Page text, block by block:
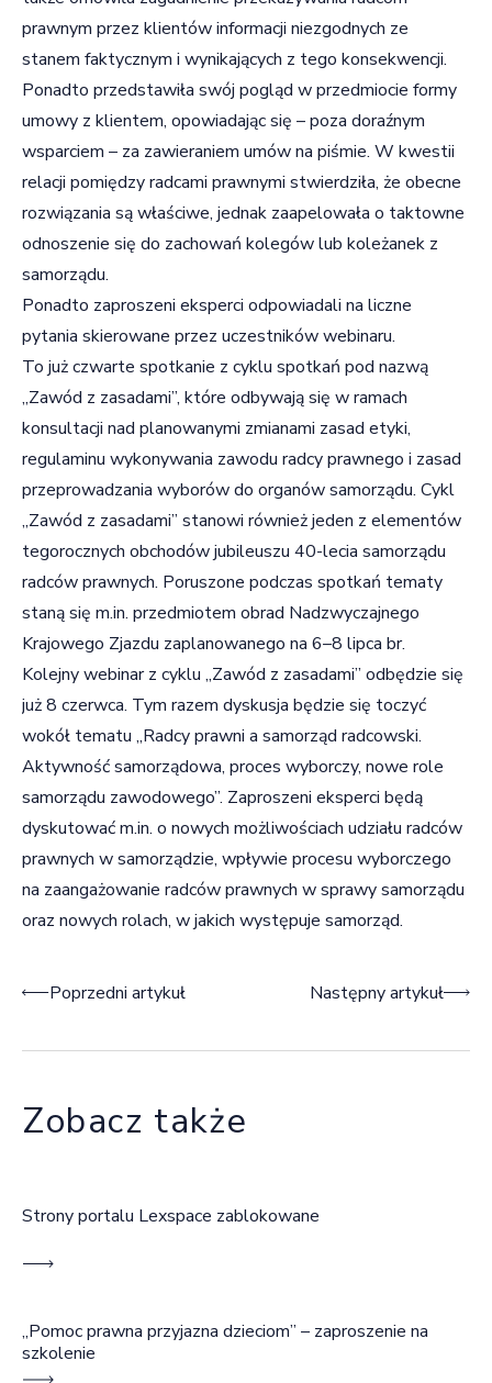
prawnym przez klientów informacji niezgodnych ze
stanem faktycznym i wynikających z tego konsekwencji.
Ponadto przedstawiła swój pogląd w przedmiocie formy
umowy z klientem, opowiadając się – poza doraźnym
wsparciem – za zawieraniem umów na piśmie. W kwestii
relacji pomiędzy radcami prawnymi stwierdziła, że obecne
rozwiązania są właściwe, jednak zaapelowała o taktowne
odnoszenie się do zachowań kolegów lub koleżanek z
samorządu.
Ponadto zaproszeni eksperci odpowiadali na liczne
pytania skierowane przez uczestników webinaru.
To już czwarte spotkanie z cyklu spotkań pod nazwą
„Zawód z zasadami”, które odbywają się w ramach
konsultacji nad planowanymi zmianami zasad etyki,
regulaminu wykonywania zawodu radcy prawnego i zasad
przeprowadzania wyborów do organów samorządu. Cykl
„Zawód z zasadami” stanowi również jeden z elementów
tegorocznych obchodów jubileuszu 40-lecia samorządu
radców prawnych. Poruszone podczas spotkań tematy
staną się m.in. przedmiotem obrad Nadzwyczajnego
Krajowego Zjazdu zaplanowanego na 6–8 lipca br.
Kolejny webinar z cyklu „Zawód z zasadami” odbędzie się
już 8 czerwca. Tym razem dyskusja będzie się toczyć
wokół tematu „Radcy prawni a samorząd radcowski.
Aktywność samorządowa, proces wyborczy, nowe role
samorządu zawodowego”. Zaproszeni eksperci będą
dyskutować m.in. o nowych możliwościach udziału radców
prawnych w samorządzie, wpływie procesu wyborczego
na zaangażowanie radców prawnych w sprawy samorządu
oraz nowych rolach, w jakich występuje samorząd.
Nawigacja wpisu
Poprzedni artykuł Następny artykuł
Zobacz także
Strony portalu Lexspace zablokowane
„Pomoc prawna przyjazna dzieciom” – zaproszenie na
szkolenie